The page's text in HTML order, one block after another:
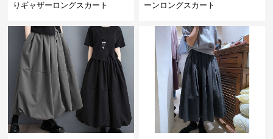
りギャザーロングスカート
ーンロングスカート